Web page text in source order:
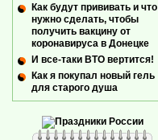
Как будут прививать и что
нужно сделать, чтобы
получить вакцину от
коронавируса в Донецке
И все-таки ВТО вертится!
Как я покупал новый гель
для старого душа